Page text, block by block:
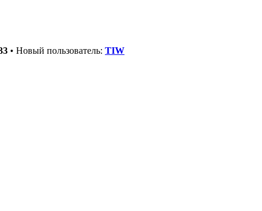
• Новый пользователь: TIW